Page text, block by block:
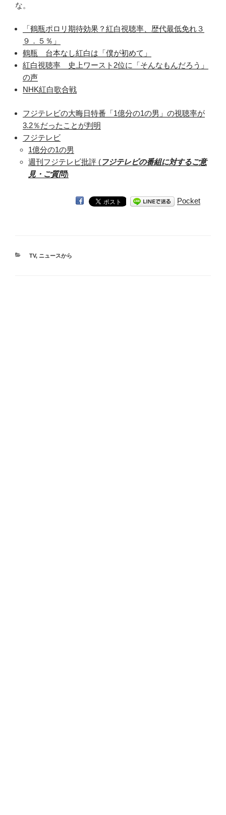
な。
「鶴瓶ポロリ期待効果？紅白視聴率、歴代最低免れ３
９．５％」
鶴瓶 台本なし紅白は「僕が初めて」
紅白視聴率 史上ワースト2位に「そんなもんだろう」
の声
NHK紅白歌合戦
フジテレビの大晦日特番「1億分の1の男」の視聴率が
3.2％だったことが判明
フジテレビ
1億分の1の男
週刊フジテレビ批評 (フジテレビの番組に対するご意
見・ご質問)
Pocket
カ
TV, ニュースから